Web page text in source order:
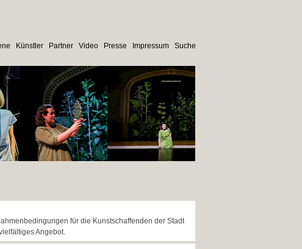
Künstler Partner Video Presse Impressum Suche
für die Kunstschaffenden der Stadt
Angebot.